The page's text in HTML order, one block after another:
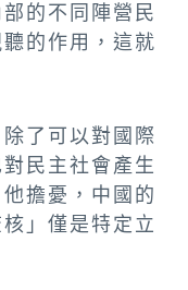
的不同陣營民
的作用，這就
了可以對國際
民主社會產生
擔憂，中國的
」僅是特定立